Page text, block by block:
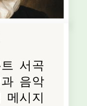
서곡
음악
메시지